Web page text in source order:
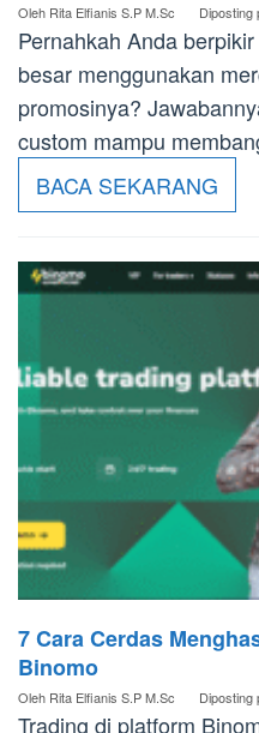
Oleh Rita Elfianis S.P M.Sc Diposting
Pernahkah Anda
besar menggunakan
promosinya?
custom mampu
BACA SEKARANG
7 Cara Cerdas
Binomo
Oleh Rita Elfianis S.P M.Sc Diposting
Trading di platform